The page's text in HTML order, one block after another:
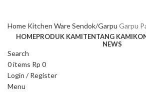
HOMEPRODUK KAMITENTANG KAMI
NEWS
Search
0items Rp 0
Login / Register
Menu
Home Kitchen WareSendok/Garpu Garpu